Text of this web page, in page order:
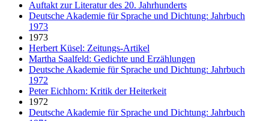
Auftakt zur Literatur des 20. Jahrhunderts
Deutsche Akademie für Sprache und Dichtung: Jahrbuch
1973
1973
Herbert Küsel: Zeitungs-Artikel
Martha Saalfeld: Gedichte und Erzählungen
Deutsche Akademie für Sprache und Dichtung: Jahrbuch
1972
Peter Eichhorn: Kritik der Heiterkeit
1972
Deutsche Akademie für Sprache und Dichtung: Jahrbuch